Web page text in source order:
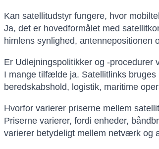
Kan satellitudstyr fungere, hvor
Ja, det er hovedformålet med
himlens synlighed, antennepositionen
Er Udlejningspolitikker og -procedurer
I mange tilfælde ja. Satellitlinks
beredskabshold, logistik, maritime
Hvorfor varierer priserne mellem
Priserne varierer, fordi enheder,
varierer betydeligt mellem netværk og